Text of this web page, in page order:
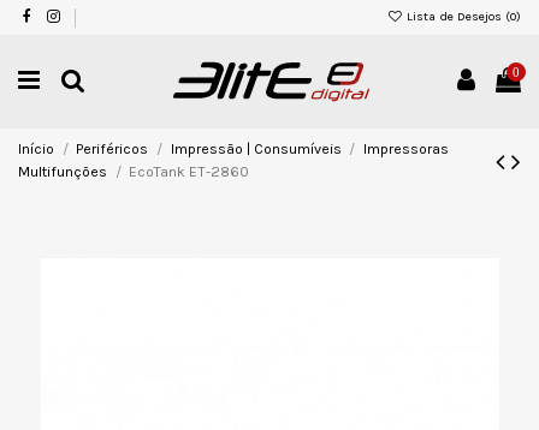
Lista de Desejos (0)
0
Início Periféricos Impressão | Consumíveis
Impressoras
Multifunções
EcoTank ET-2860